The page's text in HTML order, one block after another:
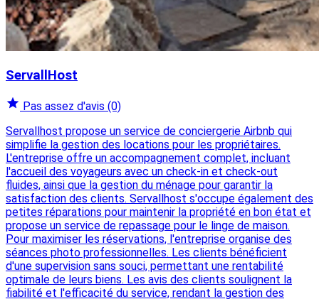
ServallHost
Pas assez d'avis (0)
Servallhost propose un service de conciergerie Airbnb qui
simplifie la gestion des locations pour les propriétaires.
L'entreprise offre un accompagnement complet, incluant
l'accueil des voyageurs avec un check-in et check-out
fluides, ainsi que la gestion du ménage pour garantir la
satisfaction des clients. Servallhost s'occupe également des
petites réparations pour maintenir la propriété en bon état et
propose un service de repassage pour le linge de maison.
Pour maximiser les réservations, l'entreprise organise des
séances photo professionnelles. Les clients bénéficient
d'une supervision sans souci, permettant une rentabilité
optimale de leurs biens. Les avis des clients soulignent la
fiabilité et l'efficacité du service, rendant la gestion des